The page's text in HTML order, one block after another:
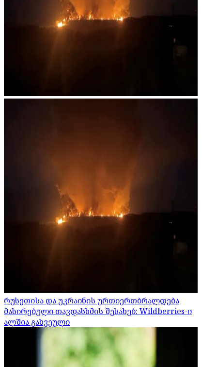
რუსეთისა და უკრაინის ურთიერთბრალდება
მასირებული თავდასხმის შესახებ: Wildberries-ი
ალშია გახვეული